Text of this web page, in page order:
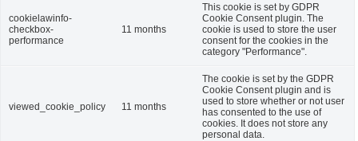
cookielawinfo-
checkbox-
performance
11 months
This cookie is set by GDPR
Cookie Consent plugin. The
cookie is used to store the user
consent for the cookies in the
category "Performance".
viewed_cookie_policy 11 months
The cookie is set by the GDPR
Cookie Consent plugin and is
used to store whether or not user
has consented to the use of
cookies. It does not store any
personal data.